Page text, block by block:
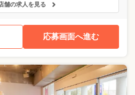
舗の求人を見る
応募画面へ進む